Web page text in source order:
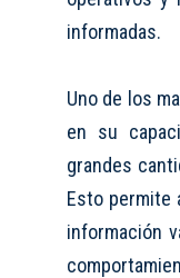
informadas.
Uno de los
en su
grandes
Esto permite
información